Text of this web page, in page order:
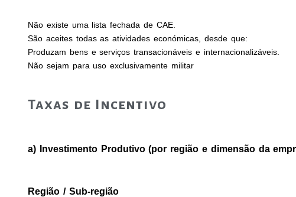
Não existe uma lista fechada de CAE.
São aceites todas as atividades económicas, desde que:
Produzam bens e serviços transacionáveis e internacionalizáveis.
Não sejam para uso exclusivamente militar
Taxas de Incentivo
a) Investimento Produtivo (por região e dimensão da
Região / Sub-região